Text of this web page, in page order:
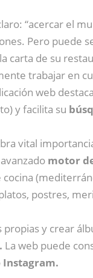
“acercar el
Pero puede
carta de su
trabajar en
web
y facilita su
vital
motor
postres,
y crear
La web puede
Instagram.